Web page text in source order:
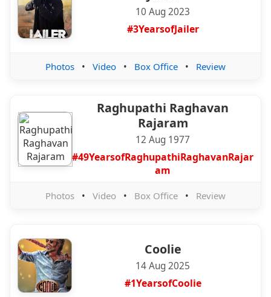
10 Aug 2023
#3YearsofJailer
Photos • Video • Box Office • Review
Raghupathi Raghavan
Rajaram
12 Aug 1977
#49YearsofRaghupathiRaghavanRajar
am
Photos • Video • Box Office • Review
Coolie
14 Aug 2025
#1YearsofCoolie